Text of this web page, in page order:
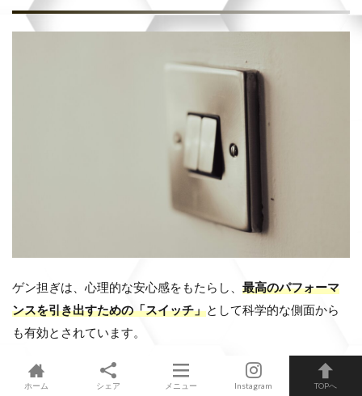
ゲン担ぎは、心理的な安心感をもたらし、 最高のパフォーマ
ンスを引き出すための「スイッチ」として科学的な側面から
も有効とされています。
ゲン担ぎやルーティンを意識して生活すれば、安定したパフ
ホーム シェア メニュー Instagram TOPへ